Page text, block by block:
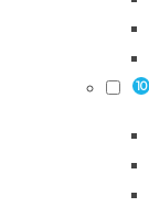
10